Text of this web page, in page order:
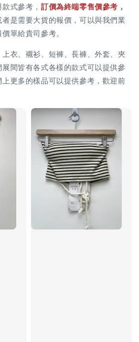
款式參考，訂價為終端零售價參考 ，
是需要大貨的報價，可以與我們業
單給貴司參考。
衣、襯衫、短褲、長褲、外套、夾
間皆有各式各樣的款式可以提供參
更多的樣品可以提供參考，歡迎前